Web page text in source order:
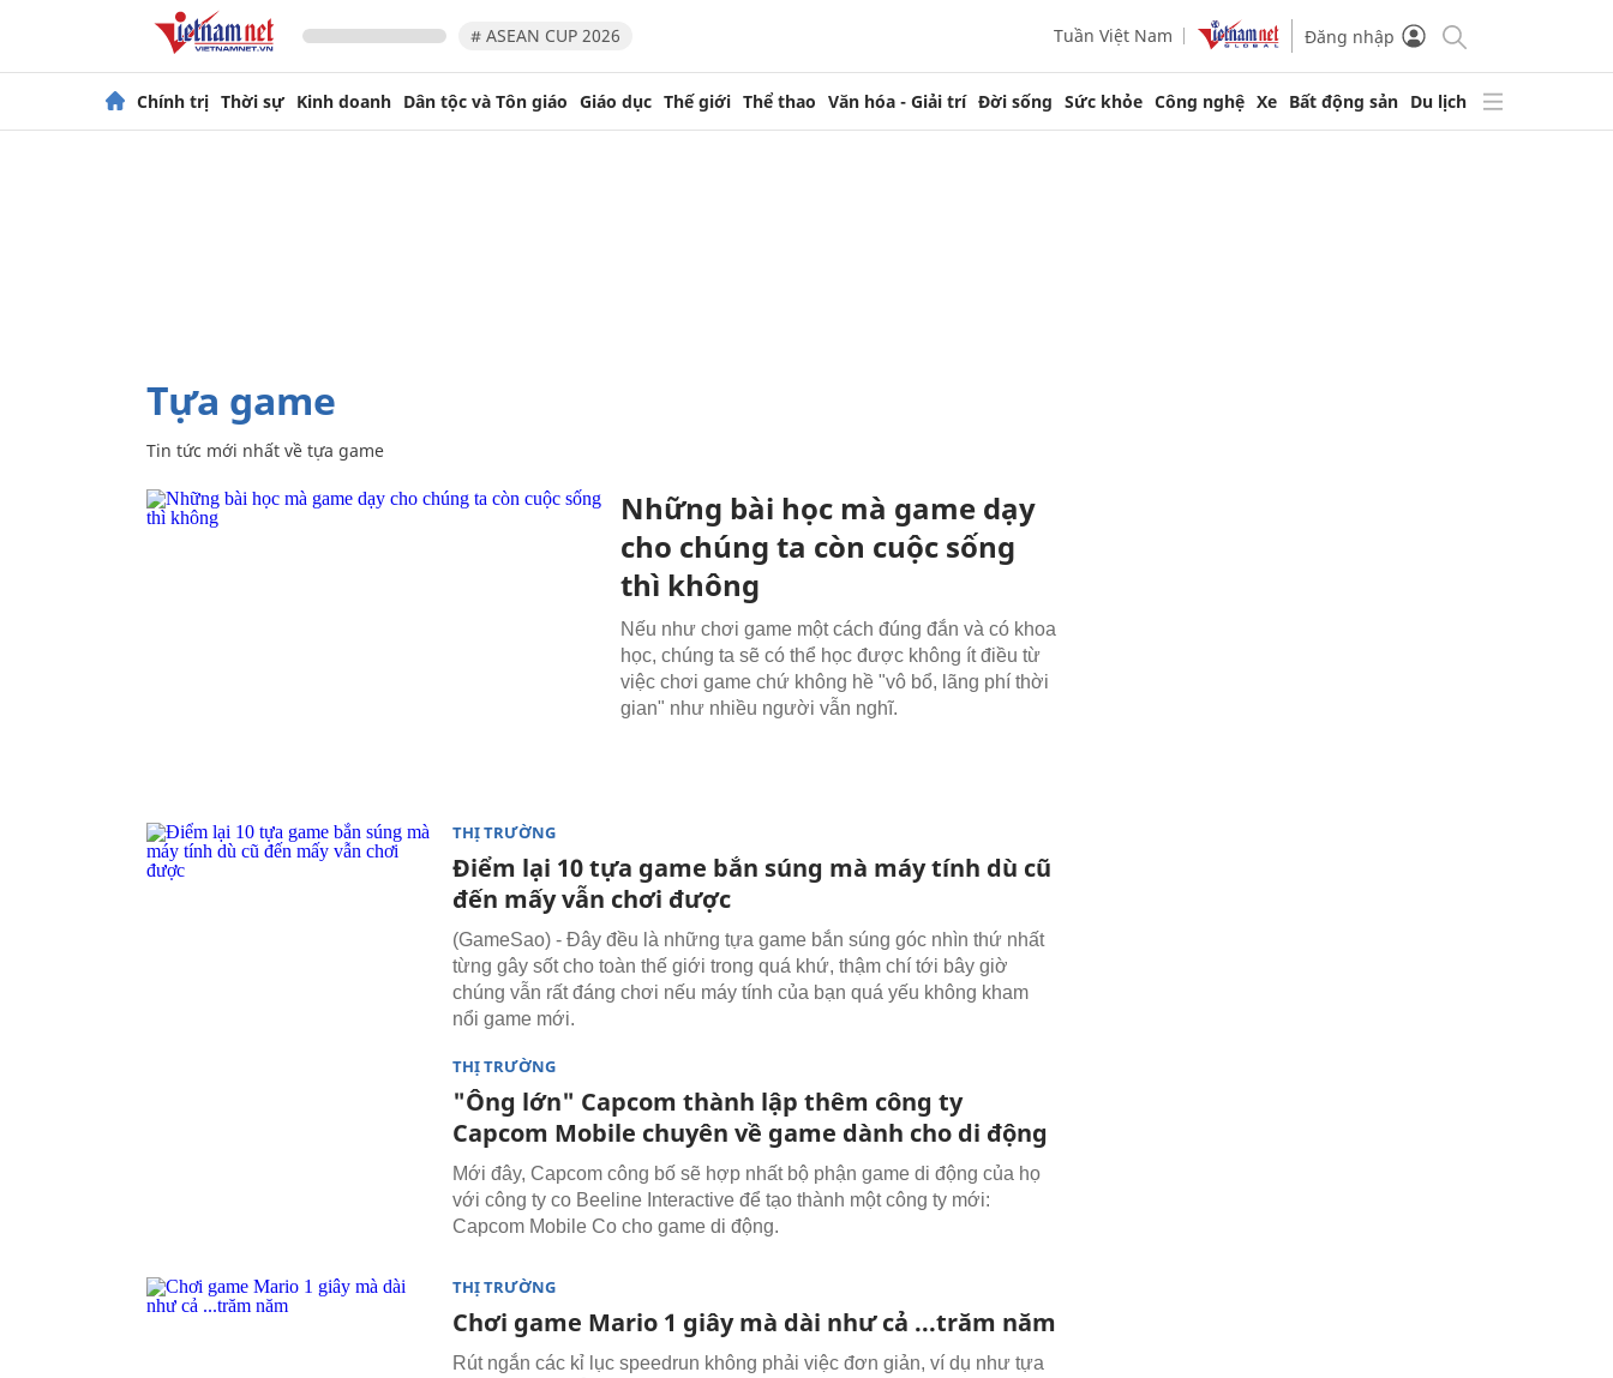
# ASEAN CUP 2026 Tuần Việt Nam Đăng nhập
Chính trị Thời sự Kinh doanh Dân tộc và Tôn giáo Giáo dục Thế giới Thể thao Văn hóa - Giải trí Đời sống Sức khỏe Công nghệ Xe Bất động sản Du lịch
tựa game
Tin tức mới nhất về tựa game
Những bài học mà game dạy
cho chúng ta còn cuộc sống
thì không
Nếu như chơi game một cách đúng đắn và có khoa
học, chúng ta sẽ có thể học được không ít điều từ
việc chơi game chứ không hề "vô bổ, lãng phí thời
gian" như nhiều người vẫn nghĩ.
THỊ TRƯỜNG
Điểm lại 10 tựa game bắn súng mà máy tính dù cũ
đến mấy vẫn chơi được
(GameSao) - Đây đều là những tựa game bắn súng góc nhìn thứ nhất
từng gây sốt cho toàn thế giới trong quá khứ, thậm chí tới bây giờ
chúng vẫn rất đáng chơi nếu máy tính của bạn quá yếu không kham
nổi game mới.
THỊ TRƯỜNG
"Ông lớn" Capcom thành lập thêm công ty
Capcom Mobile chuyên về game dành cho di động
Mới đây, Capcom công bố sẽ hợp nhất bộ phận game di động của họ
với công ty co Beeline Interactive để tạo thành một công ty mới:
Capcom Mobile Co cho game di động.
THỊ TRƯỜNG
Chơi game Mario 1 giây mà dài như cả ...trăm năm
Rút ngắn các kỉ lục speedrun không phải việc đơn giản, ví dụ như tựa